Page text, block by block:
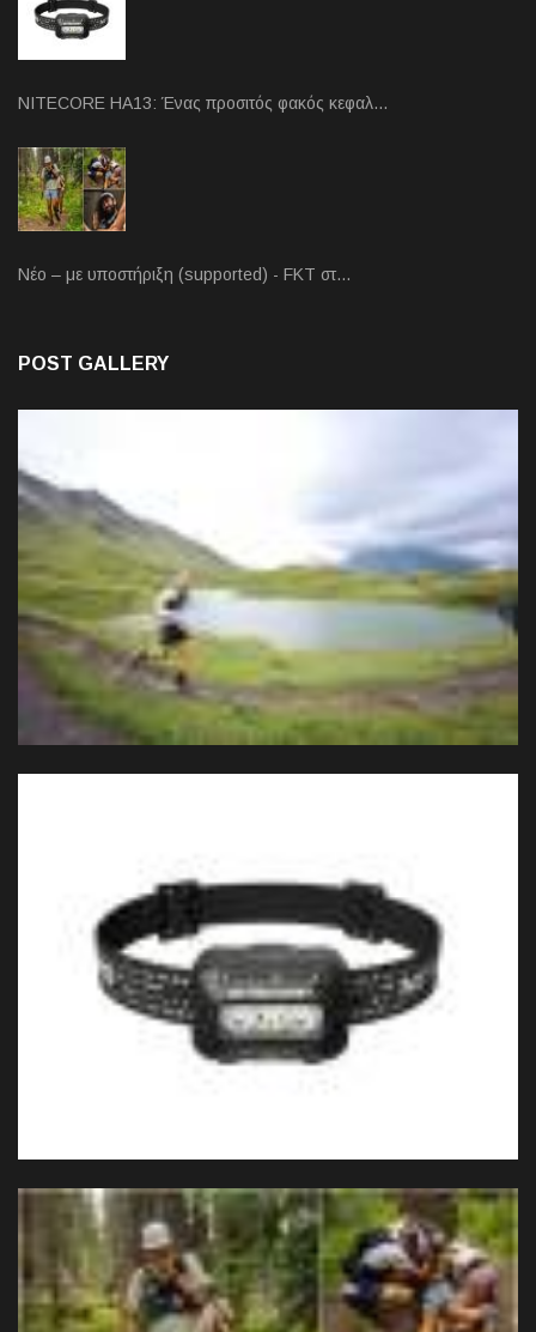
NITECORE HA13: Ένας προσιτός φακός κεφαλ…
Νέο – με υποστήριξη (supported) - FKT στ…
POST GALLERY